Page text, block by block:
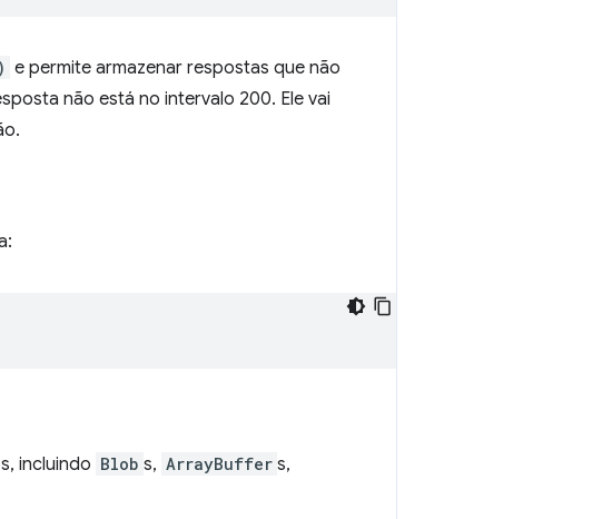
e permite armazenar respostas que não
não está no intervalo 200. Ele vai
incluindo Blob s, ArrayBuffer s,